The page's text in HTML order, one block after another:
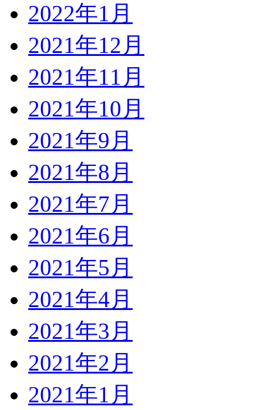
2022年1月
2021年12月
2021年11月
2021年10月
2021年9月
2021年8月
2021年7月
2021年6月
2021年5月
2021年4月
2021年3月
2021年2月
2021年1月